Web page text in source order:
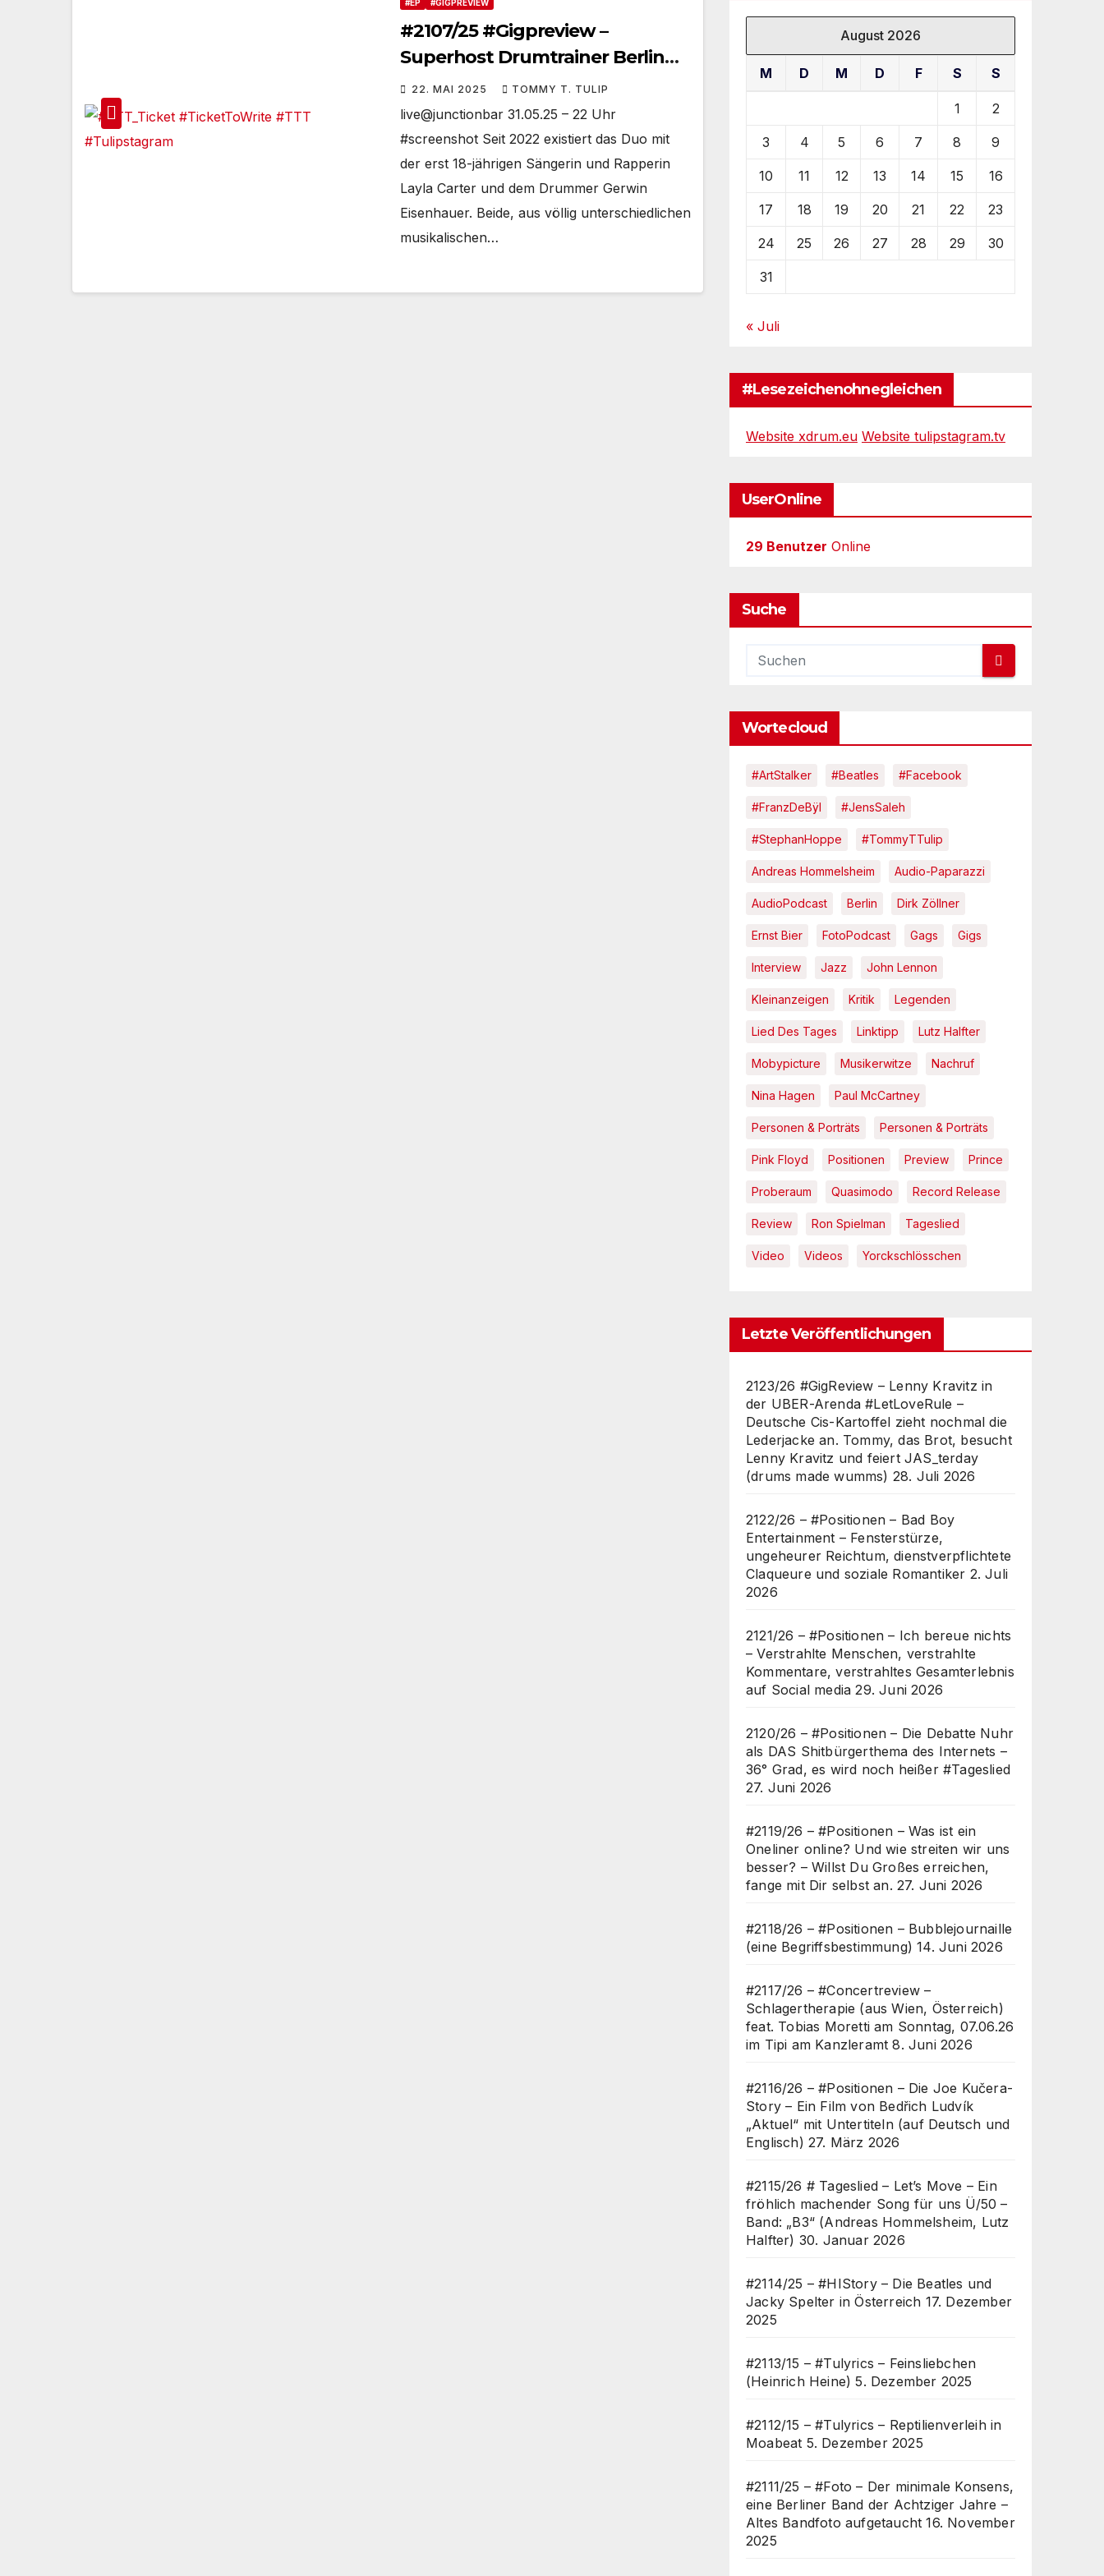
#EP #GIGPREVIEW
#2107/25 #Gigpreview –
Superhost Drumtrainer Berlin
(Dirk Erchinger) veranstaltet
#Booom in Berlin (Junction Bar,
31.05.25 um 22 Uhr)
#Ticketsvorverkauf ist sinnvoll
#berlindrumdays
22. MAI 2025 TOMMY T. TULIP
live@junctionbar 31.05.25 – 22 Uhr
#screenshot Seit 2022 existiert das Duo mit
der erst 18-jährigen Sängerin und Rapperin
Layla Carter und dem Drummer Gerwin
Eisenhauer. Beide, aus völlig unterschiedlichen
musikalischen…
August 2026
M D M D F S S
1 2
3 4 5 6 7 8 9
10 11 12 13 14 15 16
17 18 19 20 21 22 23
24 25 26 27 28 29 30
31
« Juli
#Lesezeichenohnegleichen
Website xdrum.eu Website tulipstagram.tv
UserOnline
29 Benutzer Online
Suche
Wortecloud
#ArtStalker #Beatles #Facebook
#FranzDeBÿl #JensSaleh
#StephanHoppe #TommyTTulip
Andreas Hommelsheim Audio-Paparazzi
AudioPodcast Berlin Dirk Zöllner
Ernst Bier FotoPodcast Gags Gigs
Interview Jazz John Lennon
Kleinanzeigen Kritik Legenden
Lied Des Tages Linktipp Lutz Halfter
Mobypicture Musikerwitze Nachruf
Nina Hagen Paul McCartney
Personen & Porträts Personen & Porträts
Pink Floyd Positionen Preview Prince
Proberaum Quasimodo Record Release
Review Ron Spielman Tageslied
Video Videos Yorckschlösschen
Letzte Veröffentlichungen
2123/26 #GigReview – Lenny Kravitz in
der UBER-Arenda #LetLoveRule –
Deutsche Cis-Kartoffel zieht nochmal die
Lederjacke an. Tommy, das Brot, besucht
Lenny Kravitz und feiert JAS_terday
(drums made wumms) 28. Juli 2026
2122/26 – #Positionen – Bad Boy
Entertainment – Fensterstürze,
ungeheurer Reichtum, dienstverpflichtete
Claqueure und soziale Romantiker 2. Juli
2026
2121/26 – #Positionen – Ich bereue nichts
– Verstrahlte Menschen, verstrahlte
Kommentare, verstrahltes Gesamterlebnis
auf Social media 29. Juni 2026
2120/26 – #Positionen – Die Debatte Nuhr
als DAS Shitbürgerthema des Internets –
36° Grad, es wird noch heißer #Tageslied
27. Juni 2026
#2119/26 – #Positionen – Was ist ein
Oneliner online? Und wie streiten wir uns
besser? – Willst Du Großes erreichen,
fange mit Dir selbst an. 27. Juni 2026
#2118/26 – #Positionen – Bubblejournaille
(eine Begriffsbestimmung) 14. Juni 2026
#2117/26 – #Concertreview –
Schlagertherapie (aus Wien, Österreich)
feat. Tobias Moretti am Sonntag, 07.06.26
im Tipi am Kanzleramt 8. Juni 2026
#2116/26 – #Positionen – Die Joe Kučera-
Story – Ein Film von Bedřich Ludvík
„Aktuel“ mit Untertiteln (auf Deutsch und
Englisch) 27. März 2026
#2115/26 # Tageslied – Let’s Move – Ein
fröhlich machender Song für uns Ü/50 –
Band: „B3“ (Andreas Hommelsheim, Lutz
Halfter) 30. Januar 2026
#2114/25 – #HIStory – Die Beatles und
Jacky Spelter in Österreich 17. Dezember
2025
#2113/15 – #Tulyrics – Feinsliebchen
(Heinrich Heine) 5. Dezember 2025
#2112/15 – #Tulyrics – Reptilienverleih in
Moabeat 5. Dezember 2025
#2111/25 – #Foto – Der minimale Konsens,
eine Berliner Band der Achtziger Jahre –
Altes Bandfoto aufgetaucht 16. November
2025